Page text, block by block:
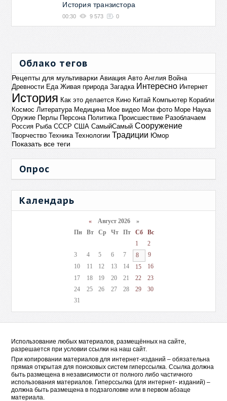
История транзистора
00:30 9 573 0
Облако тегов
Рецепты для мультиварки Авиация Авто Англия Война
Древности Еда Живая природа Загадка Интересно Интернет
История Как это делается Кино Китай Компьютер Корабли
Космос Литература Медицина Мое видео Мои фото Море Наука
Оружие Перлы Персона Политика Происшествие Разоблачаем
Россия Рыба СССР США СамыйСамый Сооружение
Творчество Техника Технологии Традиции Юмор
Показать все теги
Опрос
Календарь
«Август 2026 »
Пн
Вт Ср Чт Пт Сб
Вс
1
2
3
4 5 6 7 8
9
10
11 12 13 14 15
16
17
18 19 20 21 22
23
24
25 26 27 28 29
30
31
Использование любых материалов, размещённых на сайте,
разрешается при условии ссылки на наш сайт.
При копировании материалов для интернет-изданий – обязательна
прямая открытая для поисковых систем гиперссылка. Ссылка должна
быть размещена в независимости от полного либо частичного
использования материалов. Гиперссылка (для интернет- изданий) –
должна быть размещена в подзаголовке или в первом абзаце
материала.